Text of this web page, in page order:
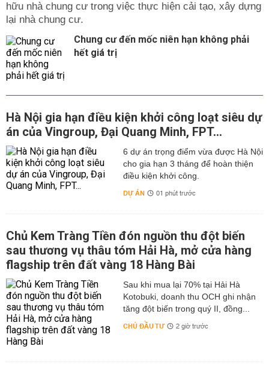
hữu nhà chung cư trong việc thực hiện cải tạo, xây dựng
lại nhà chung cư.
Chung cư đến mốc niên hạn không phải
hết giá trị
Hà Nội gia hạn điều kiện khởi công loạt siêu dự
án của Vingroup, Đại Quang Minh, FPT...
6 dự án trọng điểm vừa được Hà Nội
cho gia hạn 3 tháng để hoàn thiện
điều kiện khởi công.
DỰ ÁN 01 phút trước
Chủ Kem Tràng Tiền đón nguồn thu đột biến
sau thương vụ thâu tóm Hải Hà, mở cửa hàng
flagship trên đất vàng 18 Hàng Bài
Sau khi mua lại 70% tại Hải Hà
Kotobuki, doanh thu OCH ghi nhận
tăng đột biến trong quý II, đồng...
CHỦ ĐẦU TƯ 2 giờ trước